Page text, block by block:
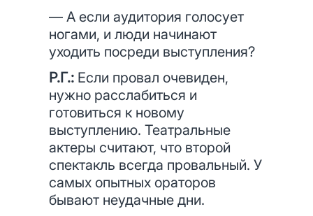
— А если аудитория голосует
ногами, и люди начинают
уходить посреди выступления?
Р.Г.: Если провал очевиден,
нужно расслабиться и
готовиться к новому
выступлению. Театральные
актеры считают, что второй
спектакль всегда провальный. У
самых опытных ораторов
бывают неудачные дни.